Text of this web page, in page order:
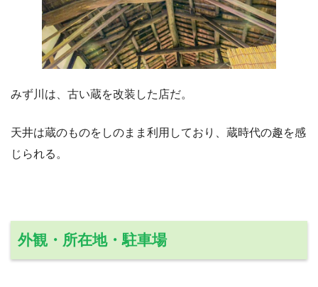
みず川は、古い蔵を改装した店だ。
天井は蔵のものをしのまま利用しており、蔵時代の趣を感
じられる。
外観・所在地・駐車場